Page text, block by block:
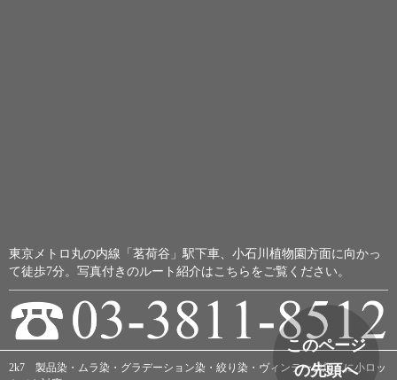
東京メトロ丸の内線「茗荷谷」駅下車、小石川植物園方面に向かっ
て徒歩7分。 写真付きのルート紹介はこちらをご覧ください。
2k7 製品染・ムラ染・グラデーション染・絞り染・ヴィンテージ加工に小ロッ
このページ
の先頭へ